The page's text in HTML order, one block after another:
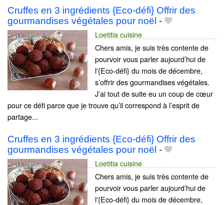
Cruffes en 3 ingrédients {Eco-défi} Offrir des
gourmandises végétales pour noël -
Loetitia cuisine
Chers amis, je suis très contente de
pourvoir vous parler aujourd’hui de
l'{Eco-défi} du mois de décembre,
s’offrir des gourmandises végétales.
J’ai tout de suite eu un coup de cœur
pour ce défi parce que je trouve qu’il correspond à l’esprit de
partage...
Cruffes en 3 ingrédients {Eco-défi} Offrir des
gourmandises végétales pour noël -
Loetitia cuisine
Chers amis, je suis très contente de
pourvoir vous parler aujourd’hui de
l'{Eco-défi} du mois de décembre,